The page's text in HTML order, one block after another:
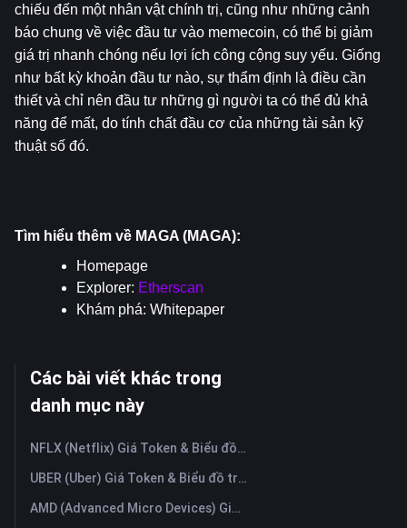
chiếu đến một nhân vật chính trị, cũng như những cảnh
báo chung về việc đầu tư vào memecoin, có thể bị giảm
giá trị nhanh chóng nếu lợi ích công cộng suy yếu. Giống
như bất kỳ khoản đầu tư nào, sự thẩm định là điều cần
thiết và chỉ nên đầu tư những gì người ta có thể đủ khả
năng để mất, do tính chất đầu cơ của những tài sản kỹ
thuật số đó.
Tìm hiểu thêm về MAGA (MAGA):
Homepage
Explorer: Etherscan
Khám phá: Whitepaper
Các bài viết khác trong
danh mục này
NFLX (Netflix) Giá Token & Biểu đồ trực tiếp mới nhất
UBER (Uber) Giá Token & Biểu đồ trực tiếp mới nhất
AMD (Advanced Micro Devices) Giá Token & Biểu đồ trực tiếp mới nhất